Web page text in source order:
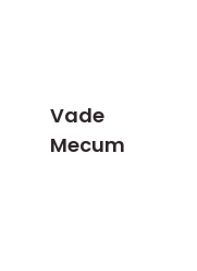
Vade
Mecum